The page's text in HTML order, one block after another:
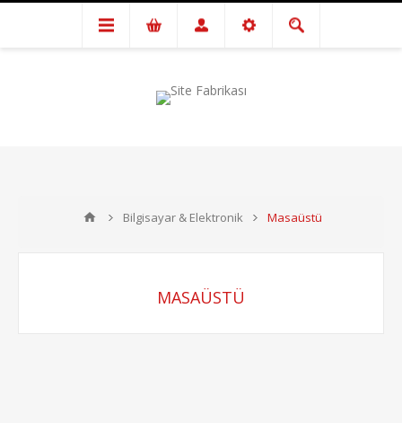
Bilgisayar & Elektronik Masaüstü
MASAÜSTÜ